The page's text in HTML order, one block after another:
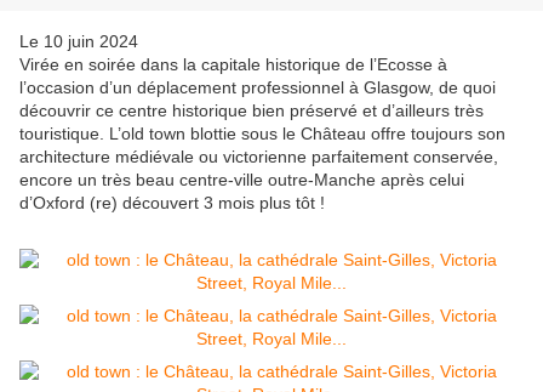
Le 10 juin 2024
Virée en soirée dans la capitale historique de l’Ecosse à
l’occasion d’un déplacement professionnel à Glasgow, de quoi
découvrir ce centre historique bien préservé et d’ailleurs très
touristique. L’old town blottie sous le Château offre toujours son
architecture médiévale ou victorienne parfaitement conservée,
encore un très beau centre-ville outre-Manche après celui
d’Oxford (re) découvert 3 mois plus tôt !